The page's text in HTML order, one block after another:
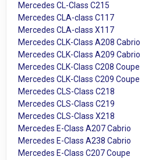
Mercedes CL-Class C215
Mercedes CLA-class C117
Mercedes CLA-class X117
Mercedes CLK-Class A208 Cabrio
Mercedes CLK-Class A209 Cabrio
Mercedes CLK-Class C208 Coupe
Mercedes CLK-Class C209 Coupe
Mercedes CLS-Class C218
Mercedes CLS-Class C219
Mercedes CLS-Class X218
Mercedes E-Class A207 Cabrio
Mercedes E-Class A238 Cabrio
Mercedes E-Class C207 Coupe